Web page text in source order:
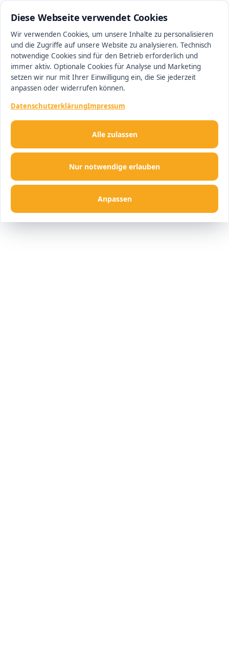
Diese Webseite verwendet Cookies
Wir verwenden Cookies, um unsere Inhalte zu personalisieren
und die Zugriffe auf unsere Website zu analysieren. Technisch
notwendige Cookies sind für den Betrieb erforderlich und
immer aktiv. Optionale Cookies für Analyse und Marketing
setzen wir nur mit Ihrer Einwilligung ein, die Sie jederzeit
anpassen oder widerrufen können.
DatenschutzerklärungImpressum
Nur notwendige erlauben
Anpassen
Alle zulassen